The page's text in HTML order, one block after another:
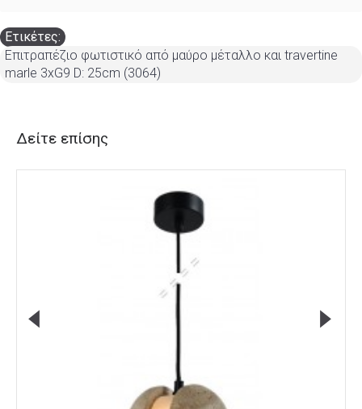
Ετικέτες:
Επιτραπέζιο φωτιστικό από μαύρο μέταλλο και travertine
marle 3xG9 D: 25cm (3064)
Δείτε επίσης